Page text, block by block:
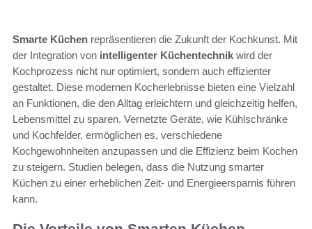
Smarte Küchen repräsentieren die Zukunft der Kochkunst. Mit
der Integration von intelligenter Küchentechnik wird der
Kochprozess nicht nur optimiert, sondern auch effizienter
gestaltet. Diese modernen Kocherlebnisse bieten eine Vielzahl
an Funktionen, die den Alltag erleichtern und gleichzeitig helfen,
Lebensmittel zu sparen. Vernetzte Geräte, wie Kühlschränke
und Kochfelder, ermöglichen es, verschiedene
Kochgewohnheiten anzupassen und die Effizienz beim Kochen
zu steigern. Studien belegen, dass die Nutzung smarter
Küchen zu einer erheblichen Zeit- und Energieersparnis führen
kann.